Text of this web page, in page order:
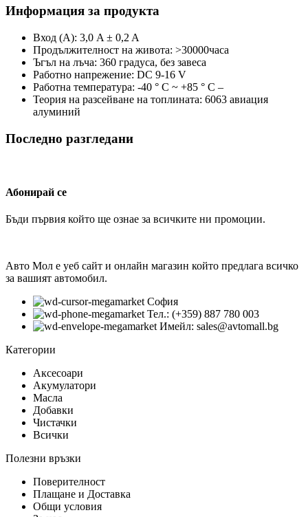
Информация за продукта
Вход (A): 3,0 A ± 0,2 A
Продължителност на живота: >30000часа
Ъгъл на лъча: 360 градуса, без завеса
Работно напрежение: DC 9-16 V
Работна температура: -40 ° C ~ +85 ° C –
Теория на разсейване на топлината: 6063 авиация
алуминий
Последно разгледани
Абонирай се
Бъди първия който ще ознае за всичките ни промоции.
Авто Мол е уеб сайт и онлайн магазин който предлага всичко
за вашият автомобил.
София
Тел.: (+359) 887 780 003
Имейл: sales@avtomall.bg
Категории
Аксесоари
Акумулатори
Масла
Добавки
Чистачки
Всички
Полезни връзки
Поверителност
Плащане и Доставка
Общи условия